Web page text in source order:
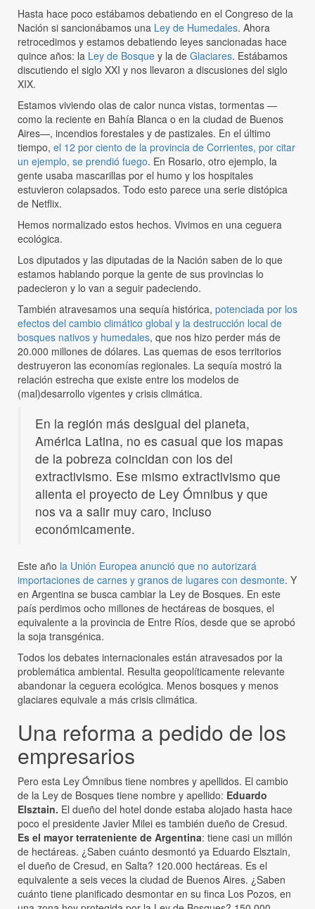
Hasta hace poco estábamos debatiendo en el Congreso de la
Nación si sancionábamos una Ley de Humedales. Ahora
retrocedimos y estamos debatiendo leyes sancionadas hace
quince años: la Ley de Bosque y la de Glaciares. Estábamos
discutiendo el siglo XXI y nos llevaron a discusiones del siglo
XIX.
Estamos viviendo olas de calor nunca vistas, tormentas —
como la reciente en Bahía Blanca o en la ciudad de Buenos
Aires—, incendios forestales y de pastizales. En el último
tiempo, el 12 por ciento de la provincia de Corrientes, por citar
un ejemplo, se prendió fuego. En Rosario, otro ejemplo, la
gente usaba mascarillas por el humo y los hospitales
estuvieron colapsados. Todo esto parece una serie distópica
de Netflix.
Hemos normalizado estos hechos. Vivimos en una ceguera
ecológica.
Los diputados y las diputadas de la Nación saben de lo que
estamos hablando porque la gente de sus provincias lo
padecieron y lo van a seguir padeciendo.
También atravesamos una sequía histórica, potenciada por los
efectos del cambio climático global y la destrucción local de
bosques nativos y humedales, que nos hizo perder más de
20.000 millones de dólares. Las quemas de esos territorios
destruyeron las economías regionales. La sequía mostró la
relación estrecha que existe entre los modelos de
(mal)desarrollo vigentes y crisis climática.
En la región más desigual del planeta,
América Latina, no es casual que los mapas
de la pobreza coincidan con los del
extractivismo. Ese mismo extractivismo que
alienta el proyecto de Ley Ómnibus y que
nos va a salir muy caro, incluso
económicamente.
Este año la Unión Europea anunció que no autorizará
importaciones de carnes y granos de lugares con desmonte. Y
en Argentina se busca cambiar la Ley de Bosques. En este
país perdimos ocho millones de hectáreas de bosques, el
equivalente a la provincia de Entre Ríos, desde que se aprobó
la soja transgénica.
Todos los debates internacionales están atravesados por la
problemática ambiental. Resulta geopolíticamente relevante
abandonar la ceguera ecológica. Menos bosques y menos
glaciares equivale a más crisis climática.
Una reforma a pedido de los
empresarios
Pero esta Ley Ómnibus tiene nombres y apellidos. El cambio
de la Ley de Bosques tiene nombre y apellido: Eduardo
Elsztain. El dueño del hotel donde estaba alojado hasta hace
poco el presidente Javier Milei es también dueño de Cresud.
Es el mayor terrateniente de Argentina: tiene casi un millón
de hectáreas. ¿Saben cuánto desmontó ya Eduardo Elsztain,
el dueño de Cresud, en Salta? 120.000 hectáreas. Es el
equivalente a seis veces la ciudad de Buenos Aires. ¿Saben
cuánto tiene planificado desmontar en su finca Los Pozos, en